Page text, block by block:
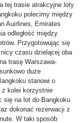
tej trasie atrakcyjne loty
polecimy między
Auirlines, Emirates
odległość między
Przygotowując się
czasu dzielącej oba
trasę Warszawa-
duże
stanowi o
z kolei korzystnie
się na lot do Bangkoku
dokonać rezerwacji z
W taki sposób